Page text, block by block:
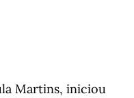
Martins, iniciou